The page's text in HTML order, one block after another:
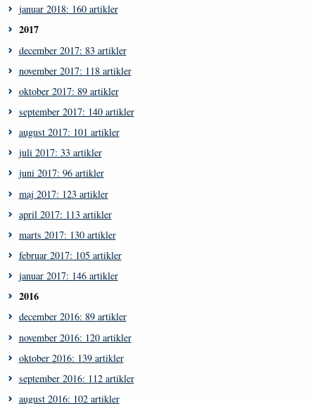
januar 2018: 160 artikler
2017
december 2017: 83 artikler
november 2017: 118 artikler
oktober 2017: 89 artikler
september 2017: 140 artikler
august 2017: 101 artikler
juli 2017: 33 artikler
juni 2017: 96 artikler
maj 2017: 123 artikler
april 2017: 113 artikler
marts 2017: 130 artikler
februar 2017: 105 artikler
januar 2017: 146 artikler
2016
december 2016: 89 artikler
november 2016: 120 artikler
oktober 2016: 139 artikler
september 2016: 112 artikler
august 2016: 102 artikler